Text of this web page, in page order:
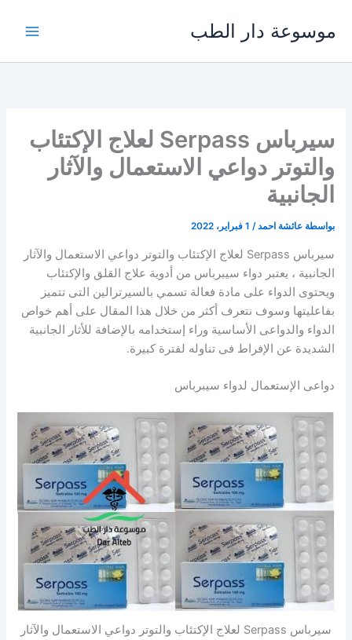
المحتوى
موسوعة دار الطب
سيرباس Serpass لعلاج الإكتئاب
والتوتر دواعي الاستعمال والآثار
الجانبية
بواسطة عائشة احمد/ 1 فبراير، 2022
سيرباس Serpass لعلاج الإكتئاب والتوتر دواعي الاستعمال والآثار
الجانبية ، يعتبر دواء سيبرباس من أدوية علاج القلق والإكتئاب
ويحتوى الدواء على مادة فعالة تسمي بالسيرترالين التى تتميز
بفاعليتها وسوف نتعرف أكثر من خلال هذا المقال على أهم خواص
الدواء والدواعى الأساسية وراء إستخدامه بالإضافة للأثار الجانبية
الشديدة عن الإفراط فى تناوله لفترة كبيرة.
دواعى الإستعمال لدواء سيبرباس
سيرباس Serpass لعلاج الإكتئاب والتوتر دواعي الاستعمال والآثار